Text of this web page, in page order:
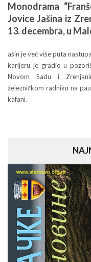
Monodrama
Jovice Jašina iz
13. decembra, u
ašin je već više puta
karijeru je gradio u
Novom Sadu i
železničkom radniku na
kafani.